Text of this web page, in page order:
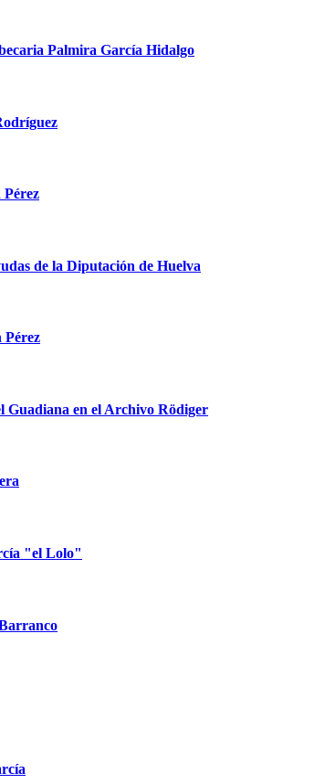
Palmira García Hidalgo
Pérez
de la Diputación de Huelva
Pérez
Guadiana en el Archivo Rödiger
"el Lolo"